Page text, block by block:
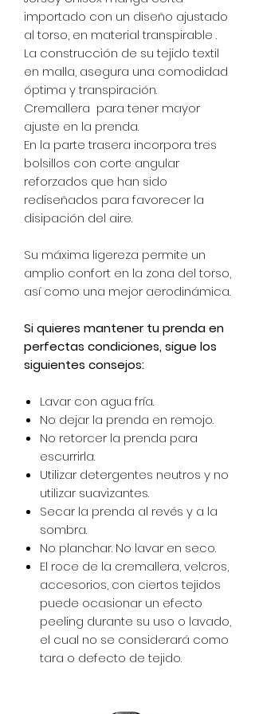
importado con un diseño ajustado
al torso, en material transpirable .
La construcción de su tejido textil
en malla, asegura una comodidad
óptima y transpiración.
Cremallera para tener mayor
ajuste en la prenda.
En la parte trasera incorpora tres
bolsillos con corte angular
reforzados que han sido
rediseñados para favorecer la
disipación del aire.
Su máxima ligereza permite un
amplio confort en la zona del torso,
así como una mejor aerodinámica.
Si quieres mantener tu prenda en
perfectas condiciones, sigue los
siguientes consejos:
Lavar con agua fría.
No dejar la prenda en remojo.
No retorcer la prenda para
escurrirla.
Utilizar detergentes neutros y no
utilizar suavizantes.
Secar la prenda al revés y a la
sombra.
No planchar. No lavar en seco.
El roce de la cremallera, velcros,
accesorios, con ciertos tejidos
puede ocasionar un efecto
peeling durante su uso o lavado,
el cual no se considerará como
tara o defecto de tejido.